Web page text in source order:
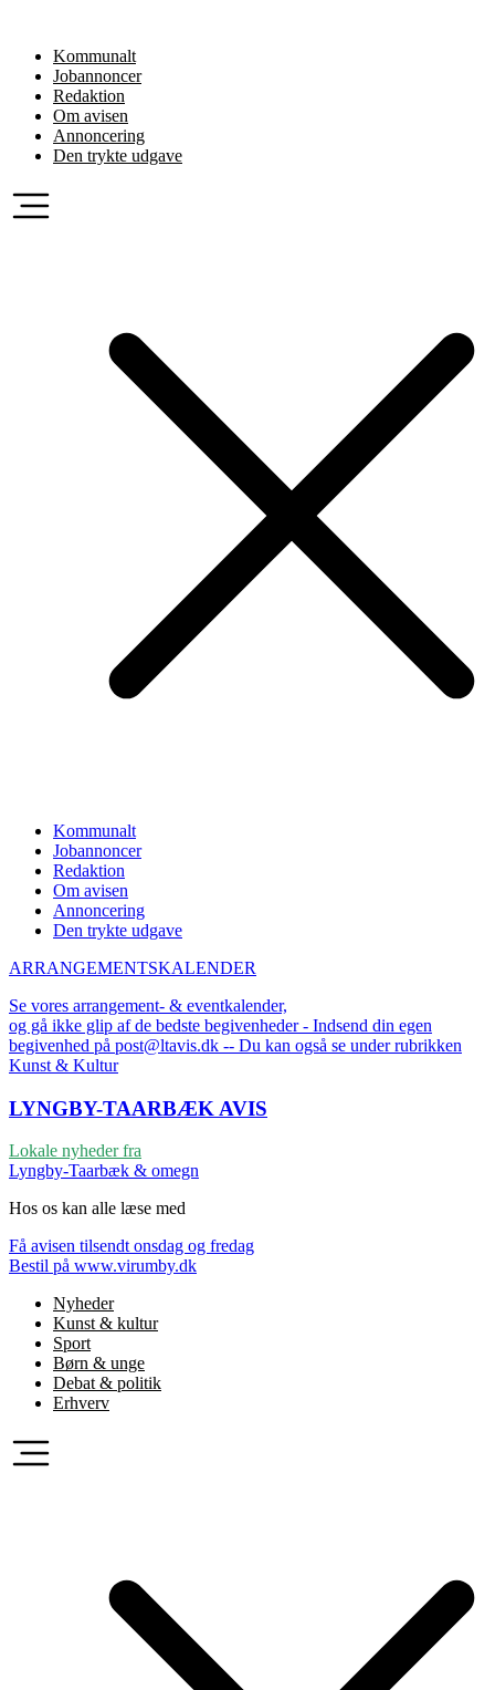
indholdKommunalt
Jobannoncer
Redaktion
Om avisen
Annoncering
Den trykte udgave
Kommunalt
Jobannoncer
Redaktion
Om avisen
Annoncering
Den trykte udgave
ARRANGEMENTSKALENDER
Se vores arrangement- & eventkalender,
og gå ikke glip af de bedste begivenheder - Indsend din egen
begivenhed på post@ltavis.dk -- Du kan også se under rubrikken
Kunst & Kultur
LYNGBY-TAARBÆK AVIS
Lokale nyheder fra
Lyngby-Taarbæk & omegn
Hos os kan alle læse med
Få avisen tilsendt onsdag og fredag
Bestil på www.virumby.dk
Nyheder
Kunst & kultur
Sport
Børn & unge
Debat & politik
Erhverv